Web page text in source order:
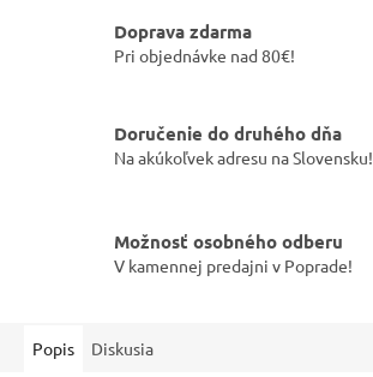
Doprava zdarma
Pri objednávke nad 80€!
Doručenie do druhého dňa
Na akúkoľvek adresu na Slovensku!
Možnosť osobného odberu
V kamennej predajni v Poprade!
Popis Diskusia